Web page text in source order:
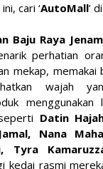
cari ‘AutoMall’
Baju Raya
perhatian
mekap, memakai
wajah
Datin
Nana
Tyra
kedai rasmi